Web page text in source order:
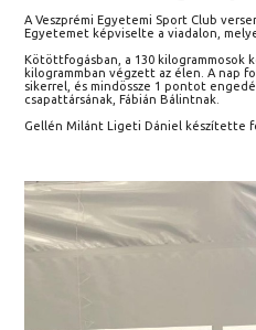
A Veszprémi Egyetemi Sport Club
Egyetemet képviselte a viadalon,
Kötöttfogásban, a 130 kilogrammosok
kilogrammban végzett az élen. A nap
sikerrel, és mindössze 1 pontot
csapattársának, Fábián Bálintnak.
Gellén Milánt Ligeti Dániel készítette